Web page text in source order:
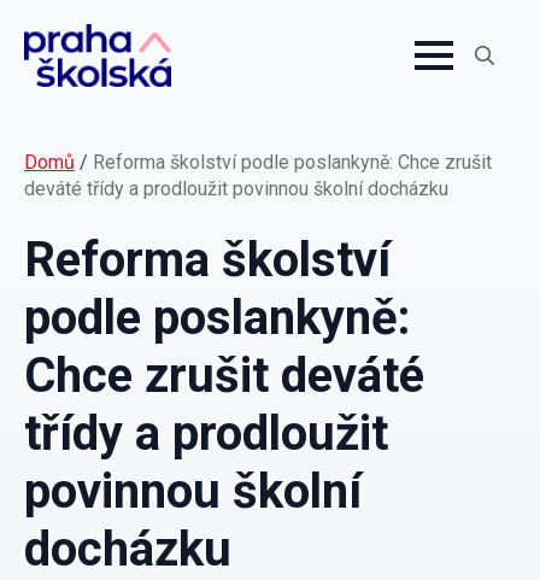
Domů / Reforma školství podle poslankyně: Chce zrušit
deváté třídy a prodloužit povinnou školní docházku
Reforma školství
podle poslankyně:
Chce zrušit deváté
třídy a prodloužit
povinnou školní
docházku